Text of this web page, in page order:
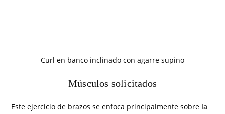
Curl en banco inclinado con agarre supino
Músculos solicitados
Este ejercicio de brazos se enfoca principalmente sobre la